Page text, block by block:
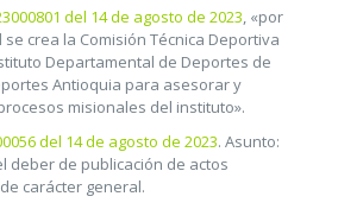
del 14 de agosto de 2023, «por
crea la Comisión Técnica Deportiva
Departamental de Deportes de
Antioquia para asesorar y
misionales del instituto».
del 14 de agosto de 2023. Asunto:
deber de publicación de actos
carácter general.